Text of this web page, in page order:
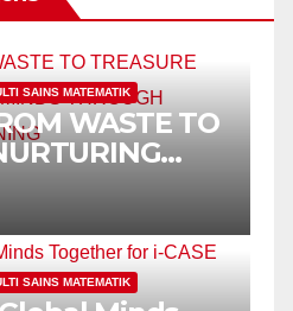
SAINS MATEMATIK
WASTE TO
THROUGH
LEARNING
SAINS MATEMATIK